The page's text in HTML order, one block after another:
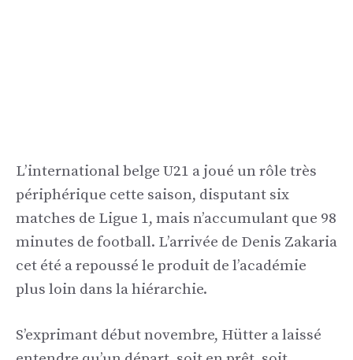
L’international belge U21 a joué un rôle très
périphérique cette saison, disputant six
matches de Ligue 1, mais n’accumulant que 98
minutes de football. L’arrivée de Denis Zakaria
cet été a repoussé le produit de l’académie
plus loin dans la hiérarchie.
S’exprimant début novembre, Hütter a laissé